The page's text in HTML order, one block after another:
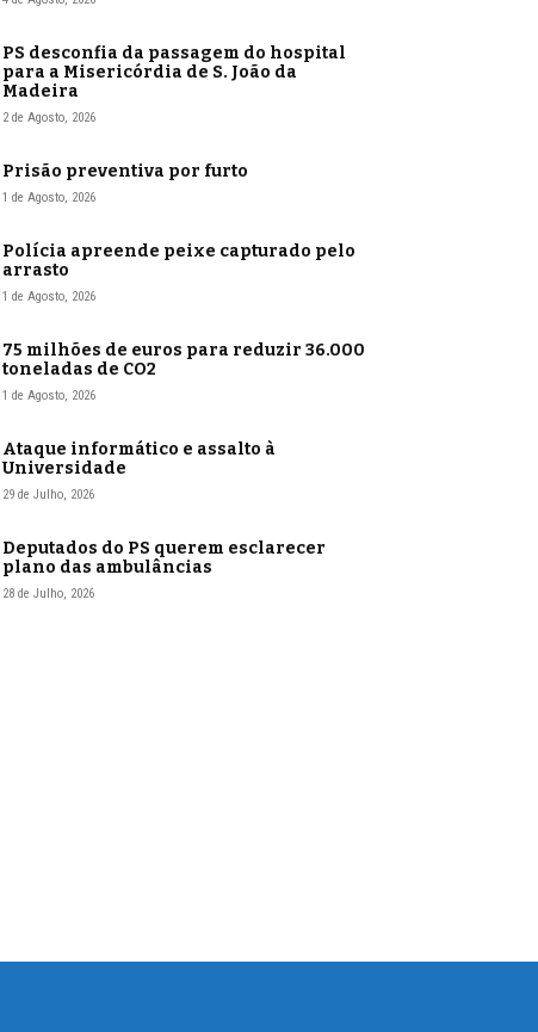
PS desconfia da passagem do hospital
para a Misericórdia de S. João da
Madeira
2 de Agosto, 2026
Prisão preventiva por furto
1 de Agosto, 2026
Polícia apreende peixe capturado pelo
arrasto
1 de Agosto, 2026
75 milhões de euros para reduzir 36.000
toneladas de CO2
1 de Agosto, 2026
Ataque informático e assalto à
Universidade
29 de Julho, 2026
Deputados do PS querem esclarecer
plano das ambulâncias
28 de Julho, 2026